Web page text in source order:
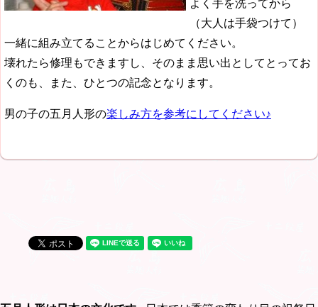
よく手を洗ってから
（大人は手袋つけて）
一緒に組み立てることからはじめてください。
壊れたら修理もできますし、そのまま思い出としてとってお
くのも、また、ひとつの記念となります。
男の子の五月人形の楽しみ方を参考にしてください♪